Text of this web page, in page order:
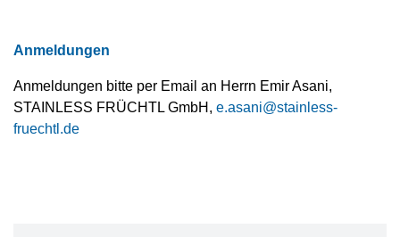
Anmeldungen
Anmeldungen bitte per Email an Herrn Emir Asani,
STAINLESS FRÜCHTL GmbH, e.asani@stainless-
fruechtl.de